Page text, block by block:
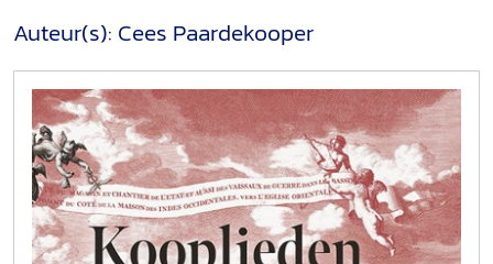
Auteur(s): Cees Paardekooper